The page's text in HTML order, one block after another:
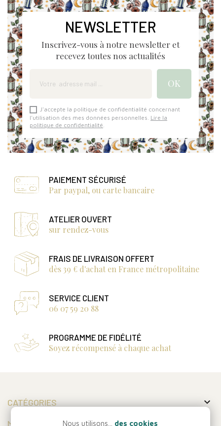
NEWSLETTER
Inscrivez-vous à notre newsletter et
recevez toutes nos actualités
J'accepte la politique de confidentialité concernant
l'utilisation des mes données personnelles. Lire la
politique de confidentialité
PAIEMENT SÉCURISÉ
Par paypal, ou carte bancaire
ATELIER OUVERT
sur rendez-vous
FRAIS DE LIVRAISON OFFERT
dès 39 € d'achat en France métropolitaine
SERVICE CLIENT
06 07 59 20 88
PROGRAMME DE FIDÉLITÉ
Soyez récompensé à chaque achat
CATÉGORIES 
MON COMPTE Nous utilisons... des cookies